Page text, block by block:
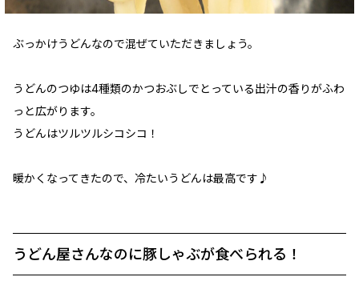
ぶっかけうどんなので混ぜていただきましょう。
うどんのつゆは4種類のかつおぶしでとっている出汁の香りがふわ
っと広がります。
うどんはツルツルシコシコ！
暖かくなってきたので、冷たいうどんは最高です♪
うどん屋さんなのに豚しゃぶが食べられる！